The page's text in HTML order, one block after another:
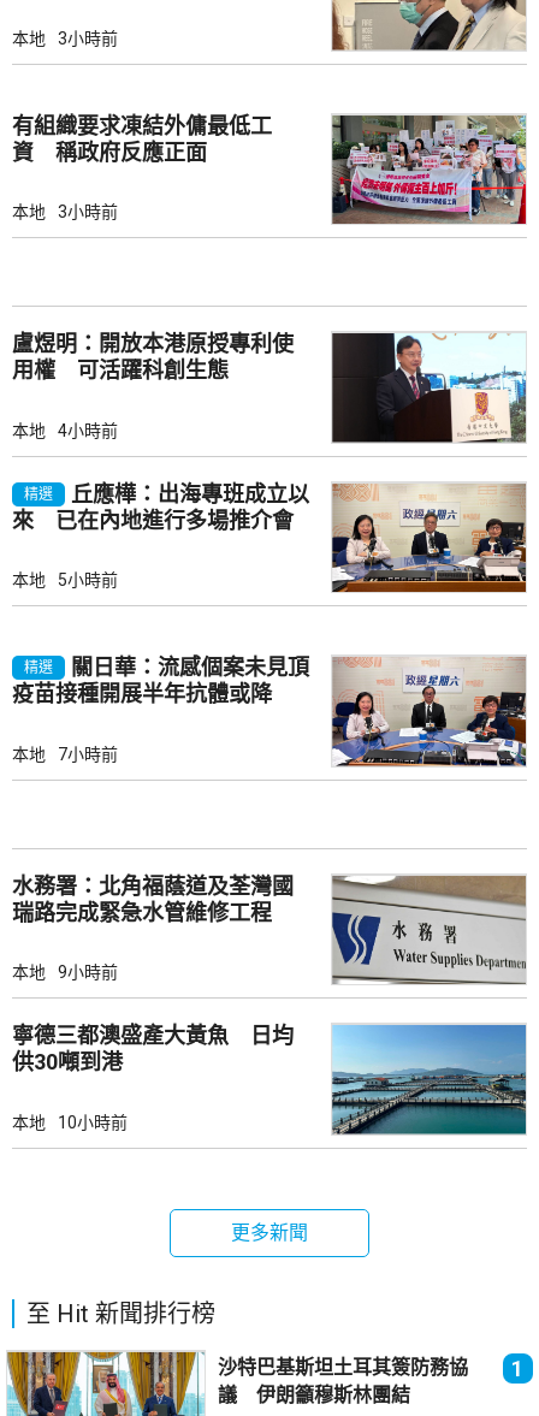
本地 3小時前
有組織要求凍結外傭最低工
資 稱政府反應正面
本地 3小時前
盧煜明：開放本港原授專利使
用權 可活躍科創生態
本地 4小時前
精選
丘應樺：出海專班成立以
來 已在內地進行多場推介會
本地 5小時前
精選
關日華：流感個案未見頂
疫苗接種開展半年抗體或降
本地 7小時前
水務署：北角福蔭道及荃灣國
瑞路完成緊急水管維修工程
本地 9小時前
寧德三都澳盛產大黃魚 日均
供30噸到港
本地 10小時前
更多新聞
至 Hit 新聞排行榜
沙特巴基斯坦土耳其簽防務協
議 伊朗籲穆斯林團結
1